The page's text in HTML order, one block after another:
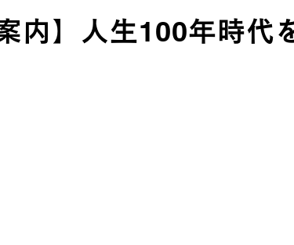
内】人生100年時代